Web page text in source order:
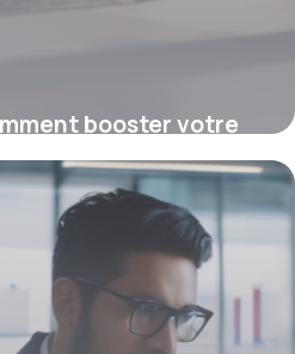
booster votre
des backlinks déjà